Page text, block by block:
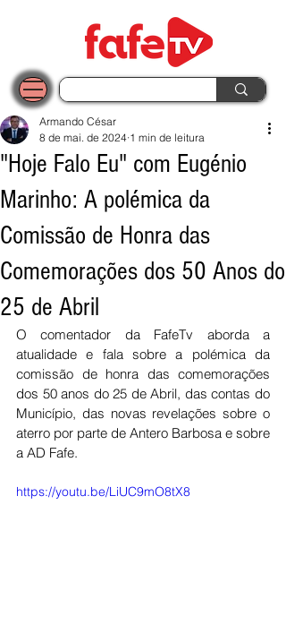
"Hoje Falo Eu" com Eugénio
Marinho: A polémica da
Comissão de Honra das
Comemorações dos 50 Anos do
25 de Abril
Armando César
8 de mai. de 2024 1 min de leitura
O comentador da FafeTv aborda a
atualidade e fala sobre a polémica da
comissão de honra das comemorações
dos 50 anos do 25 de Abril, das contas do
Município, das novas revelações sobre o
aterro por parte de Antero Barbosa e sobre
a AD Fafe.
https://youtu.be/LiUC9mO8tX8